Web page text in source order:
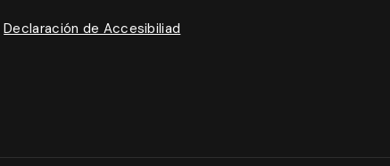
Declaración de Accesibiliad